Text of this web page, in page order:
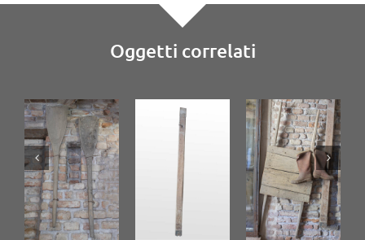
Oggetti correlati